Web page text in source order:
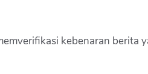
kebenaran berita